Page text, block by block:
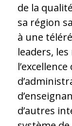
de la
sa région
à une
leaders,
d’autres